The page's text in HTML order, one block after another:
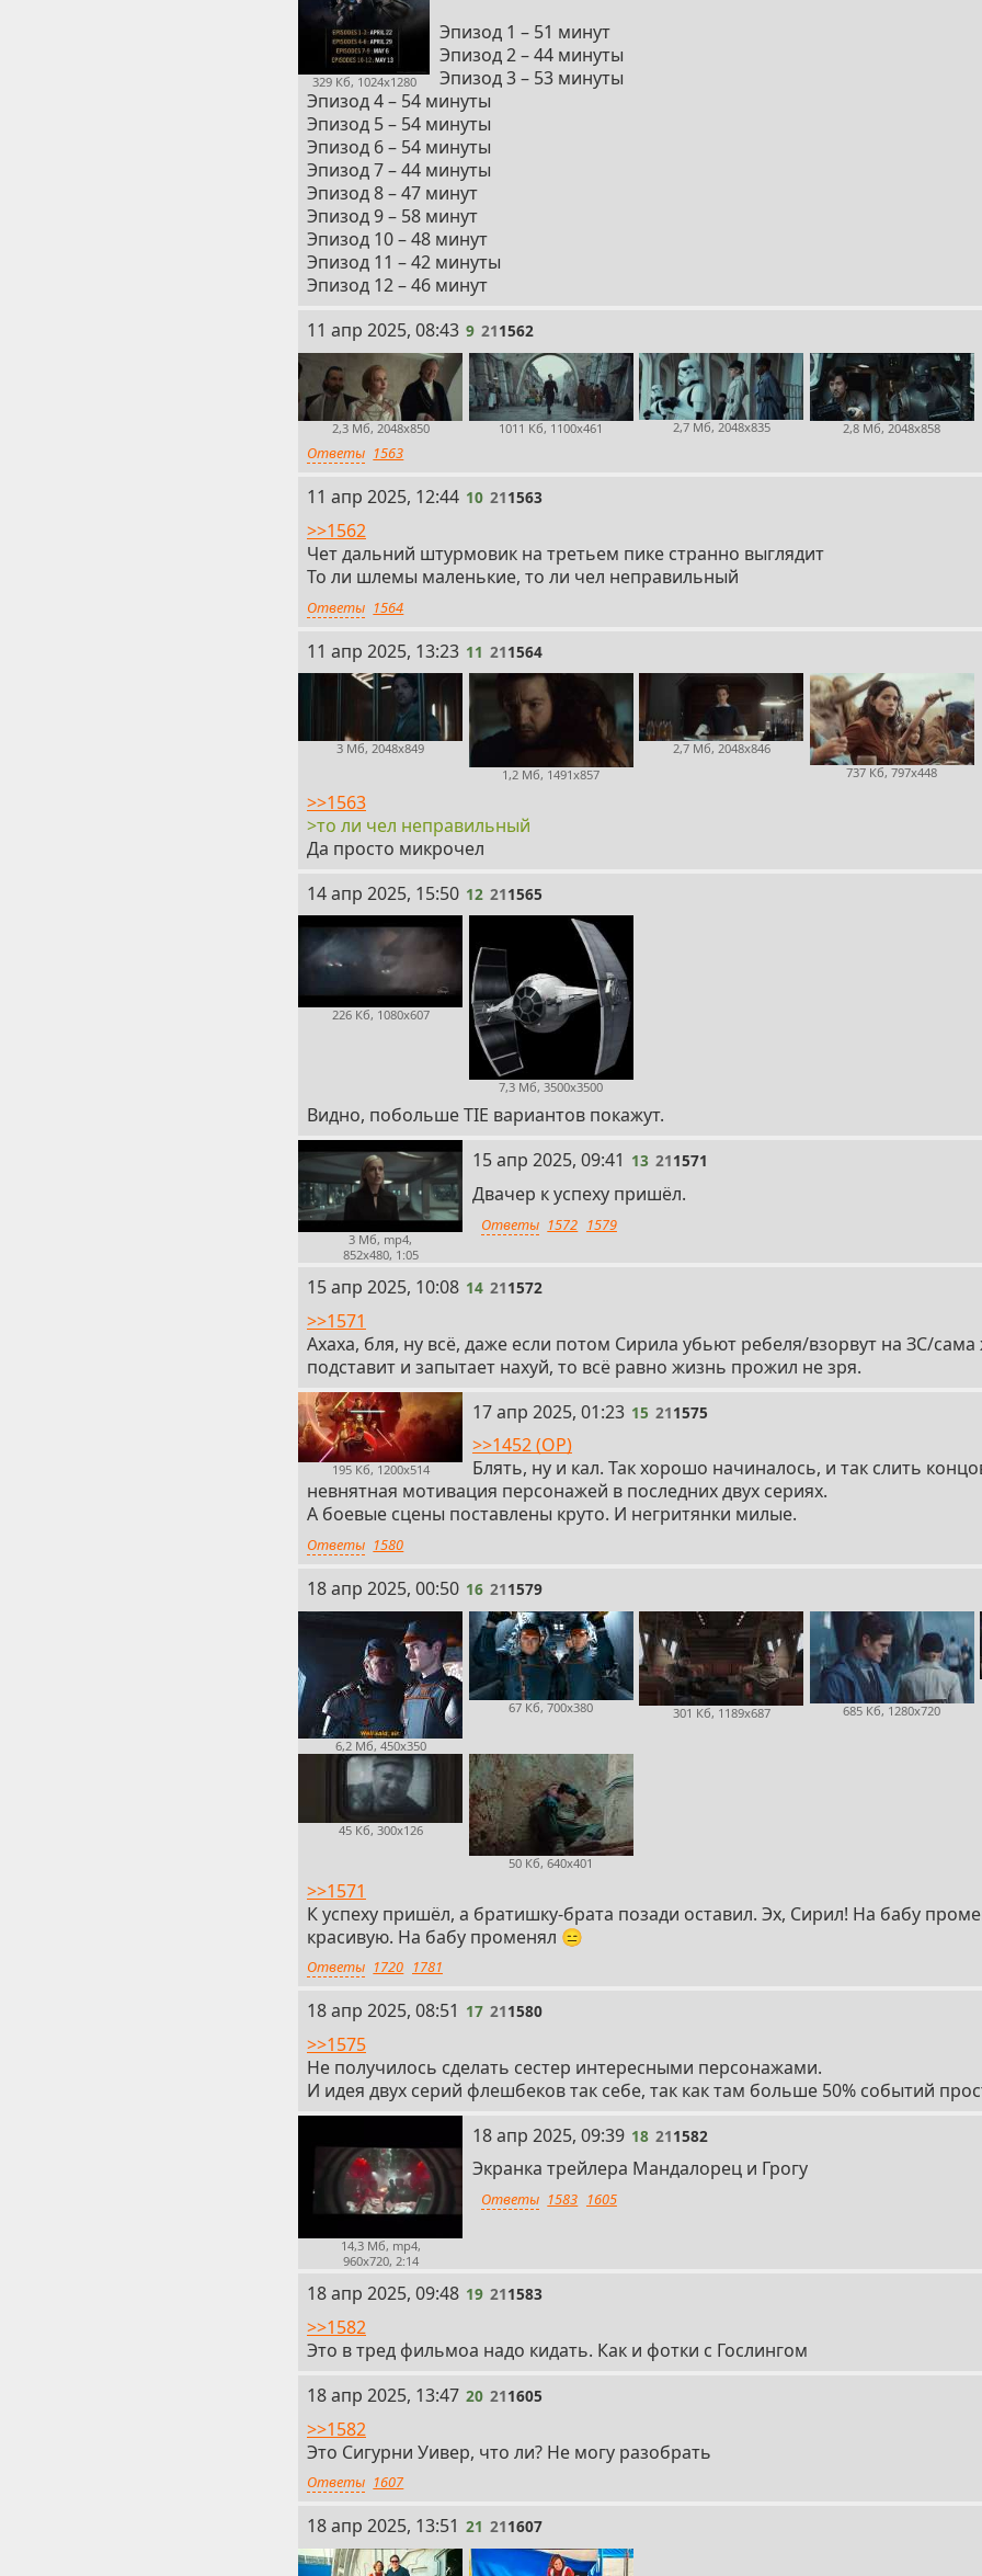
329 Кб, 1024x1280
Эпизод 1 – 51 минут
Эпизод 2 – 44 минуты
Эпизод 3 – 53 минуты
Эпизод 4 – 54 минуты
Эпизод 5 – 54 минуты
Эпизод 6 – 54 минуты
Эпизод 7 – 44 минуты
Эпизод 8 – 47 минут
Эпизод 9 – 58 минут
Эпизод 10 – 48 минут
Эпизод 11 – 42 минуты
Эпизод 12 – 46 минут
9
11 апр 2025, 08:43 9 211562
2,3 Мб, 2048x850 1011 Кб, 1100x461 2,7 Мб, 2048x835 2,8 Мб, 2048x858
Ответы 1563
10
11 апр 2025, 12:44 10 211563
>>1562
Чет дальний штурмовик на третьем пике странно выглядит
То ли шлемы маленькие, то ли чел неправильный
Ответы 1564
11
11 апр 2025, 13:23 11 211564
3 Мб, 2048x849
1,2 Мб, 1491x857
2,7 Мб, 2048x846
737 Кб, 797x448
>>1563
>то ли чел неправильный
Да просто микрочел
12
14 апр 2025, 15:50 12 211565
226 Кб, 1080x607
7,3 Мб, 3500x3500
Видно, побольше TIE вариантов покажут.
3 Мб, mp4,
852x480, 1:05
13
15 апр 2025, 09:41 13 211571
Двачер к успеху пришёл.
Ответы 1572 1579
14
15 апр 2025, 10:08 14 211572
>>1571
Ахаха, бля, ну всё, даже если потом Сирила убьют ребеля/взорвут на ЗС/
подставит и запытает нахуй, то всё равно жизнь прожил не зря.
195 Кб, 1200x514
15
17 апр 2025, 01:23 15 211575
>>1452 (OP)
Блять, ну и кал. Так хорошо начиналось, и так слить
невнятная мотивация персонажей в последних двух сериях.
А боевые сцены поставлены круто. И негритянки милые.
Ответы 1580
16
18 апр 2025, 00:50 16 211579
6,2 Мб, 450x350
67 Кб, 700x380 301 Кб, 1189x687 685 Кб, 1280x720
45 Кб, 300x126
50 Кб, 640x401
>>1571
К успеху пришёл, а братишку-брата позади оставил. Эх, Сирил! На бабу
красивую. На бабу променял 😑
Ответы 1720 1781
17
18 апр 2025, 08:51 17 211580
>>1575
Не получилось сделать сестер интересными персонажами.
И идея двух серий флешбеков так себе, так как там больше 50% событий
14,3 Мб, mp4,
960x720, 2:14
18
18 апр 2025, 09:39 18 211582
Экранка трейлера Мандалорец и Грогу
Ответы 1583 1605
19
18 апр 2025, 09:48 19 211583
>>1582
Это в тред фильмоа надо кидать. Как и фотки с Гослингом
20
18 апр 2025, 13:47 20 211605
>>1582
Это Сигурни Уивер, что ли? Не могу разобрать
Ответы 1607
21
18 апр 2025, 13:51 21 211607